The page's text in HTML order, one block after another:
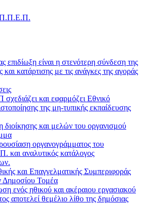
επιδίωξη είναι η στενότερη σύνδεση της
και κατάρτισης με τις ανάγκες της αγοράς
και εφαρμόζει Eθνικό
της μη-τυπικής εκπαίδευσης
και μελών του οργανισμού
οργανογράμματος του
αναλυτικός κατάλογος
και Επαγγελματικής Συμπεριφοράς
Τομέα
ενός ηθικού και ακέραιου εργασιακού
αποτελεί θεμέλιο λίθο της δημόσιας